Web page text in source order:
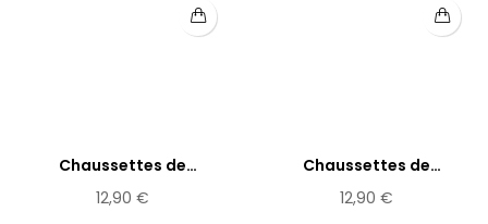
Chaussettes de
contention...
12,90 €
Chaussettes de
contention...
12,90 €